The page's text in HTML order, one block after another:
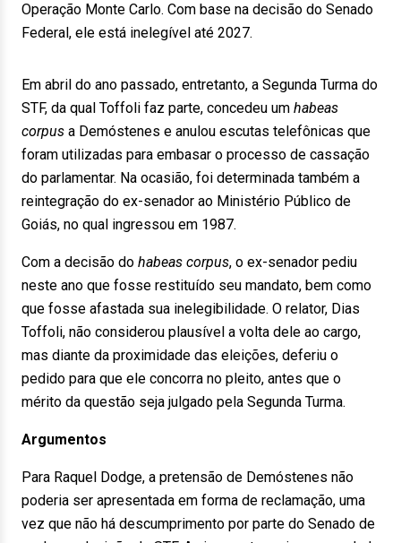
Operação Monte Carlo. Com base na decisão do Senado
Federal, ele está inelegível até 2027.
Em abril do ano passado, entretanto, a Segunda Turma do
STF, da qual Toffoli faz parte, concedeu um habeas
corpus a Demóstenes e anulou escutas telefônicas que
foram utilizadas para embasar o processo de cassação
do parlamentar. Na ocasião, foi determinada também a
reintegração do ex-senador ao Ministério Público de
Goiás, no qual ingressou em 1987.
Com a decisão do habeas corpus, o ex-senador pediu
neste ano que fosse restituído seu mandato, bem como
que fosse afastada sua inelegibilidade. O relator, Dias
Toffoli, não considerou plausível a volta dele ao cargo,
mas diante da proximidade das eleições, deferiu o
pedido para que ele concorra no pleito, antes que o
mérito da questão seja julgado pela Segunda Turma.
Argumentos
Para Raquel Dodge, a pretensão de Demóstenes não
poderia ser apresentada em forma de reclamação, uma
vez que não há descumprimento por parte do Senado de